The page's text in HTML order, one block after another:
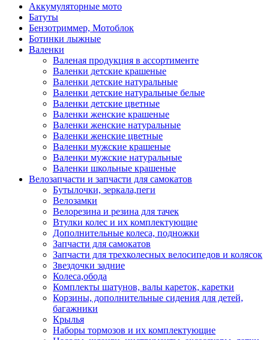
Аккумуляторные мото
Батуты
Бензотриммер, Мотоблок
Ботинки лыжные
Валенки
Валеная продукция в ассортименте
Валенки детские крашеные
Валенки детские натуральные
Валенки детские натуральные белые
Валенки детские цветные
Валенки женские крашеные
Валенки женские натуральные
Валенки женские цветные
Валенки мужские крашеные
Валенки мужские натуральные
Валенки школьные крашеные
Велозапчасти и запчасти для самокатов
Бутылочки, зеркала,пеги
Велозамки
Велорезина и резина для тачек
Втулки колес и их комплектующие
Дополнительные колеса, подножки
Запчасти для самокатов
Запчасти для трехколесных велосипедов и колясок
Звездочки задние
Колеса,обода
Комплекты шатунов, валы кареток, каретки
Корзины, дополнительные сидения для детей,
багажники
Крылья
Наборы тормозов и их комплектующие